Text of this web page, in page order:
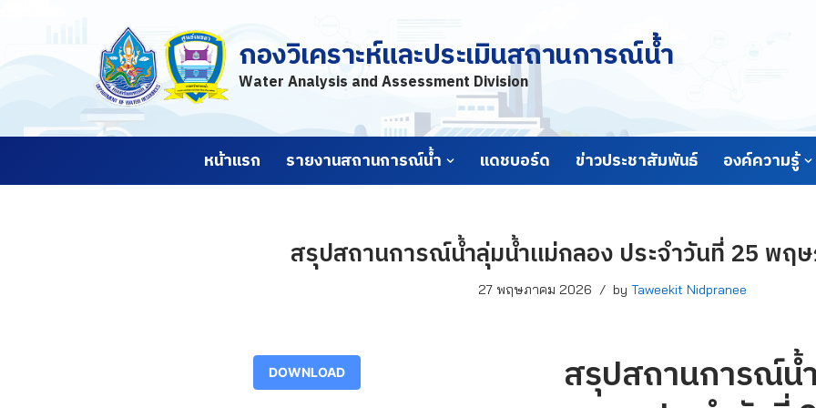
กองวิเคราะห์และประเมินสถานการณ์น้ำ
Water Analysis and Assessment Division
หน้าแรก รายงานสถานการณ์น้ำ แดชบอร์ด ข่าวประชาสัมพันธ์ องค์ความรู้
สรุปสถานการณ์น้ำลุ่มน้ำแม่กลอง ประจำวันที่ 25 พฤ
27 พฤษภาคม 2026 by Taweekit Nidpranee
DOWNLOAD สรุปสถานการณ์น้